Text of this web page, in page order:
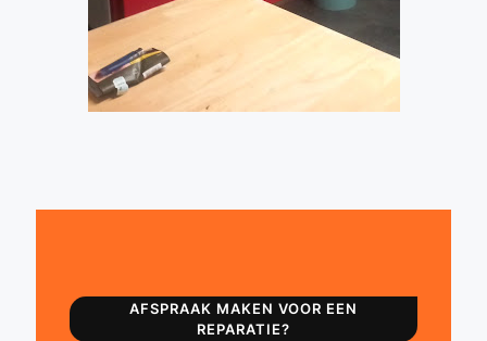
AFSPRAAK MAKEN VOOR EEN
REPARATIE?